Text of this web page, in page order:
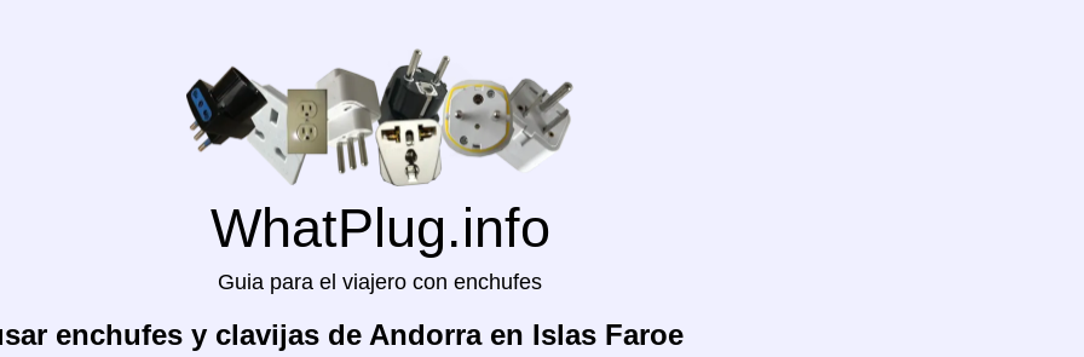
WhatPlug.info
Guia para el viajero con enchufes
enchufes y clavijas de Andorra en Islas Faroe